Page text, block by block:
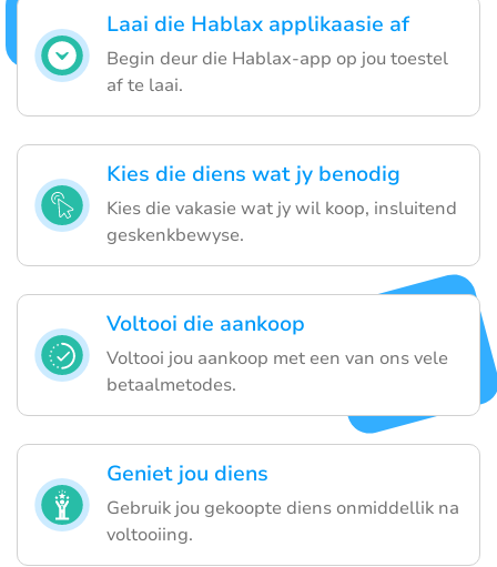
Laai die Hablax applikaasie af
Begin deur die Hablax-app op jou toestel
af te laai.
Kies die diens wat jy benodig
Kies die vakasie wat jy wil koop, insluitend
geskenkbewyse.
Voltooi die aankoop
Voltooi jou aankoop met een van ons vele
betaalmetodes.
Geniet jou diens
Gebruik jou gekoopte diens onmiddellik na
voltooiing.